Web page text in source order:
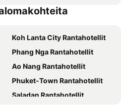
Thavorn Palm Beach Resort
Best Western Premier Bangtao Beach Resort & Spa
Pullman Phuket Karon Beach Resort
Patong Heritage
Phuket Emerald Beach Resort
Rattana Beach Hotel
Koh Lanta City Rantahotellit
Phang Nga Rantahotellit
Ao Nang Rantahotellit
Phuket-Town Rantahotellit
Saladan Rantahotellit